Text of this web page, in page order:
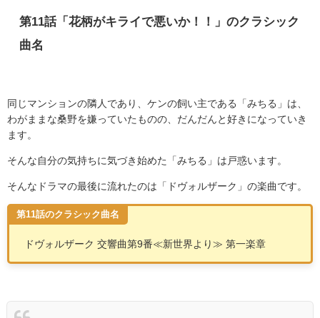
第11話「花柄がキライで悪いか！！」のクラシック
曲名
同じマンションの隣人であり、ケンの飼い主である「みちる」は、
わがままな桑野を嫌っていたものの、だんだんと好きになっていき
ます。
そんな自分の気持ちに気づき始めた「みちる」は戸惑います。
そんなドラマの最後に流れたのは「ドヴォルザーク」の楽曲です。
第11話のクラシック曲名
ドヴォルザーク 交響曲第9番≪新世界より ≫ 第一楽章